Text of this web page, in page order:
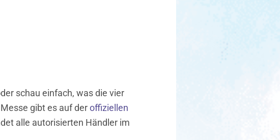
schau einfach, was die vier
gibt es auf deroffiziellen
alle autorisierten Händler im